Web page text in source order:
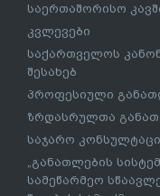
საერთაშორისო
კვლევები
საქართველოს
შესახებ
პროფესიული
ზრდასრულთა
საჯარო
„განათლების
სამეწარმეო